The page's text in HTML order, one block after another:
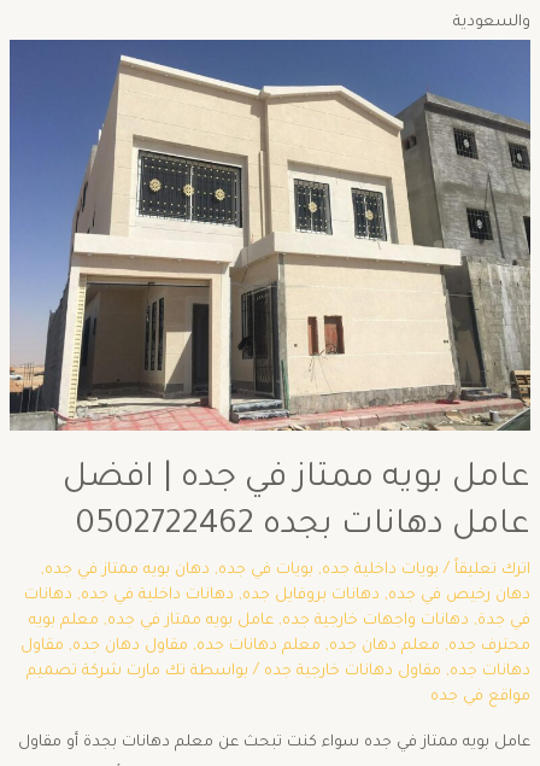
والسعودية
عامل بويه ممتاز في جده | افضل
عامل دهانات بجده 0502722462
اترك تعليقاً / بويات داخلية جده, بويات في جده, دهان بويه ممتاز في جده,
دهان رخيص في جده, دهانات بروفايل جده, دهانات داخلية في جده, دهانات
في جدة, دهانات واجهات خارجية جده, عامل بويه ممتاز في جده, معلم بويه
محترف جده, معلم دهان جده, معلم دهانات جده, مقاول دهان جده, مقاول
دهانات جده, مقاول دهانات خارجية جده / بواسطة تك مارت شركة تصميم
مواقع في جده
عامل بويه ممتاز في جده سواء كنت تبحث عن معلم دهانات بجدة أو مقاول